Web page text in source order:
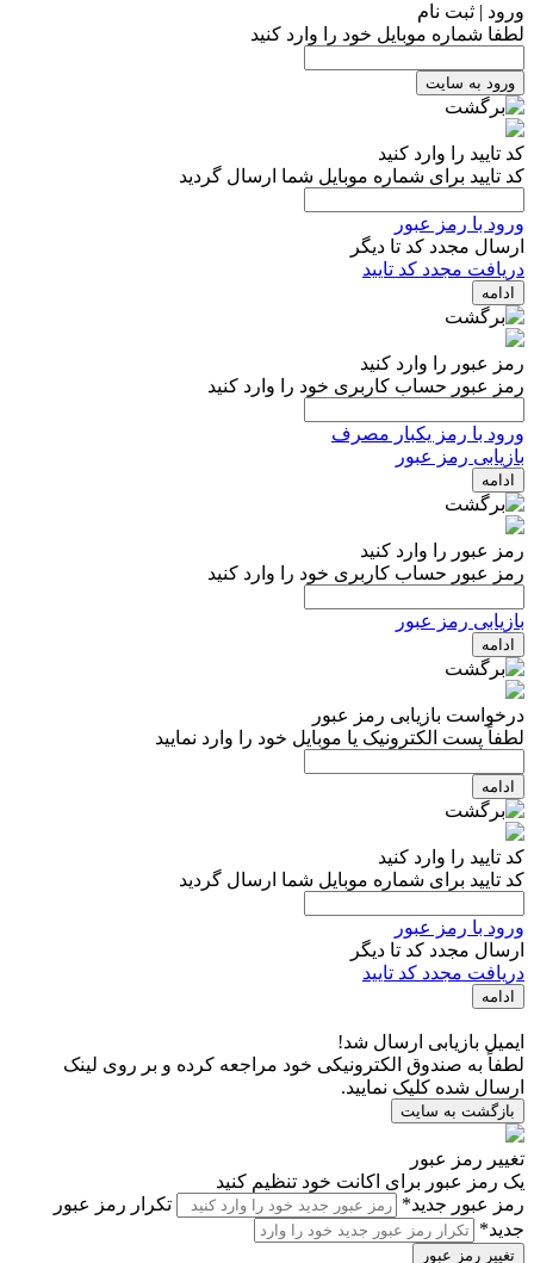
ورود | ثبت نام
لطفا شماره موبایل خود را وارد کنید
ورود به سایت
کد تایید را وارد کنید
کد تایید برای شماره موبایل شما ارسال گردید
ورود با رمز عبور
ارسال مجدد کد تا دیگر
دریافت مجدد کد تایید
ادامه
رمز عبور را وارد کنید
رمز عبور حساب کاربری خود را وارد کنید
ورود با رمز یکبار مصرف
بازیابی رمز عبور
ادامه
رمز عبور را وارد کنید
رمز عبور حساب کاربری خود را وارد کنید
بازیابی رمز عبور
ادامه
درخواست بازیابی رمز عبور
لطفاً پست الکترونیک یا موبایل خود را وارد نمایید
ادامه
کد تایید را وارد کنید
کد تایید برای شماره موبایل شما ارسال گردید
ورود با رمز عبور
ارسال مجدد کد تا دیگر
دریافت مجدد کد تایید
ادامه
ایمیل بازیابی ارسال شد!
لطفاً به صندوق الکترونیکی خود مراجعه کرده و بر روی لینک
ارسال شده کلیک نمایید.
بازگشت به سایت
تغییر رمز عبور
یک رمز عبور برای اکانت خود تنظیم کنید
رمز عبور جدید*
تکرار رمز عبور
جدید*
تغییر رمز عبور